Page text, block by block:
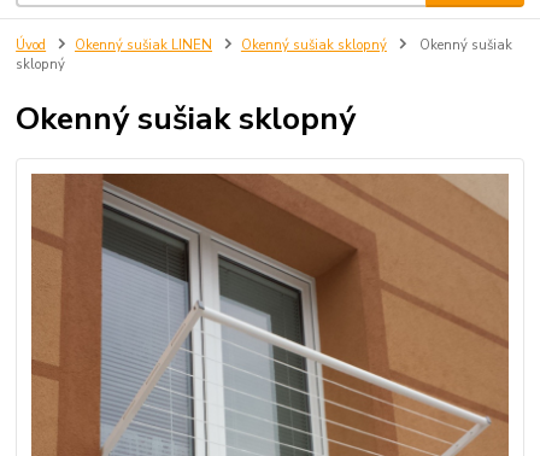
Úvod Okenný sušiak LINEN Okenný sušiak sklopný
Okenný sušiak
sklopný
Okenný sušiak sklopný